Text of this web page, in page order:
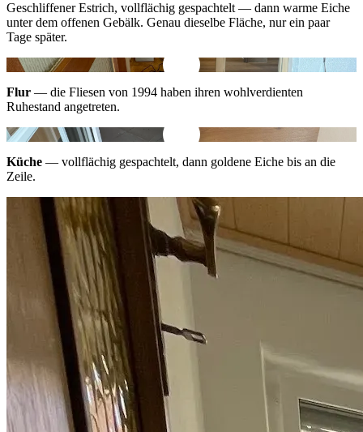
Geschliffener Estrich, vollflächig gespachtelt — dann warme Eiche
unter dem offenen Gebälk. Genau dieselbe Fläche, nur ein paar
Tage später.
Vorher Nachher
Flur — die Fliesen von 1994 haben ihren wohlverdienten
Ruhestand angetreten.
Vorher Nachher
Küche — vollflächig gespachtelt, dann goldene Eiche bis an die
Zeile.